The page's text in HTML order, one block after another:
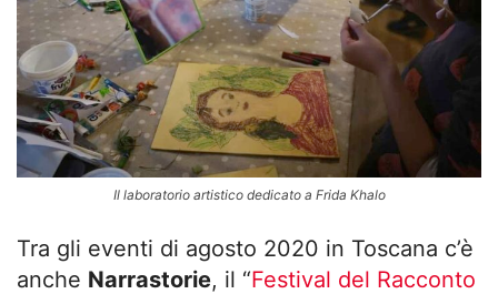
Il laboratorio artistico dedicato a Frida Khalo
Tra gli eventi di agosto 2020 in Toscana c’è
anche Narrastorie, il “Festival del Racconto